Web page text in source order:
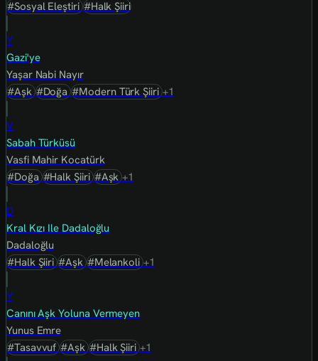
#Sosyal Eleştiri#Halk Şiiri
Y
Gazi'ye
Yaşar Nabi Nayır
#Aşk#Doğa#Modern Türk Şiiri+1
V
Sabah Türküsü
Vasfi Mahir Kocatürk
#Doğa#Halk Şiiri#Aşk+1
D
Kral Kızı Ile Dadaloğlu
Dadaloğlu
#Halk Şiiri#Aşk#Melankoli+1
Y
Canını Aşk Yoluna Vermeyen
Yunus Emre
#Tasavvuf#Aşk#Halk Şiiri+1